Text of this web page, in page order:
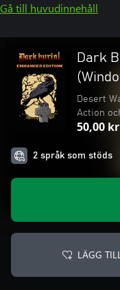
Gå till huvudinnehåll
Dark
Desert
Action
50,00 kr
2 språk som stöds
LÄGG